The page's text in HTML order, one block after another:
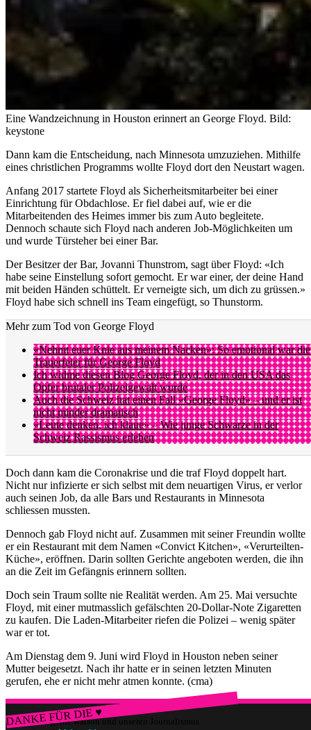
Eine Wandzeichnung in Houston erinnert an George Floyd. Bild:
keystone
Dann kam die Entscheidung, nach Minnesota umzuziehen. Mithilfe
eines christlichen Programms wollte Floyd dort den Neustart wagen.
Anfang 2017 startete Floyd als Sicherheitsmitarbeiter bei einer
Einrichtung für Obdachlose. Er fiel dabei auf, wie er die
Mitarbeitenden des Heimes immer bis zum Auto begleitete.
Dennoch schaute sich Floyd nach anderen Job-Möglichkeiten um
und wurde Türsteher bei einer Bar.
Der Besitzer der Bar, Jovanni Thunstrom, sagt über Floyd: «Ich
habe seine Einstellung sofort gemocht. Er war einer, der deine Hand
mit beiden Händen schüttelt. Er verneigte sich, um dich zu grüssen.»
Floyd habe sich schnell ins Team eingefügt, so Thunstorm.
Mehr zum Tod von George Floyd
«Nehmt euer Knie aus meinem Nacken»: So emotional war die
Trauerfeier für George Floyd
Ich widme diesen Blog George Floyd, der in den USA das
Opfer brutaler Polizeigewalt wurde
Auch die Schweiz hat einen Fall «George Floyd» – und er ist
nicht minder dramatisch
«Leute denken, ich klaue» – Wie junge Schwarze in der
Schweiz Rassismus erleben
Doch dann kam die Coronakrise und die traf Floyd doppelt hart.
Nicht nur infizierte er sich selbst mit dem neuartigen Virus, er verlor
auch seinen Job, da alle Bars und Restaurants in Minnesota
schliessen mussten.
Dennoch gab Floyd nicht auf. Zusammen mit seiner Freundin wollte
er ein Restaurant mit dem Namen «Convict Kitchen», «Verurteilten-
Küche», eröffnen. Darin sollten Gerichte angeboten werden, die ihn
an die Zeit im Gefängnis erinnern sollten.
Doch sein Traum sollte nie Realität werden. Am 25. Mai versuchte
Floyd, mit einer mutmasslich gefälschten 20-Dollar-Note Zigaretten
zu kaufen. Die Laden-Mitarbeiter riefen die Polizei – wenig später
war er tot.
Am Dienstag dem 9. Juni wird Floyd in Houston neben seiner
Mutter beigesetzt. Nach ihr hatte er in seinen letzten Minuten
gerufen, ehe er nicht mehr atmen konnte. (cma)
DANKE FÜR DIE ♥
Würdest du gerne watson und unseren Journalismus